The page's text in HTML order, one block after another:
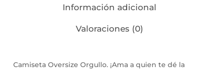
Información adicional
Valoraciones (0)
Camiseta Oversize Orgullo. ¡Ama a quien te dé la